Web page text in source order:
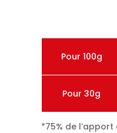
Pour 100g
Pour 30g
*75% de